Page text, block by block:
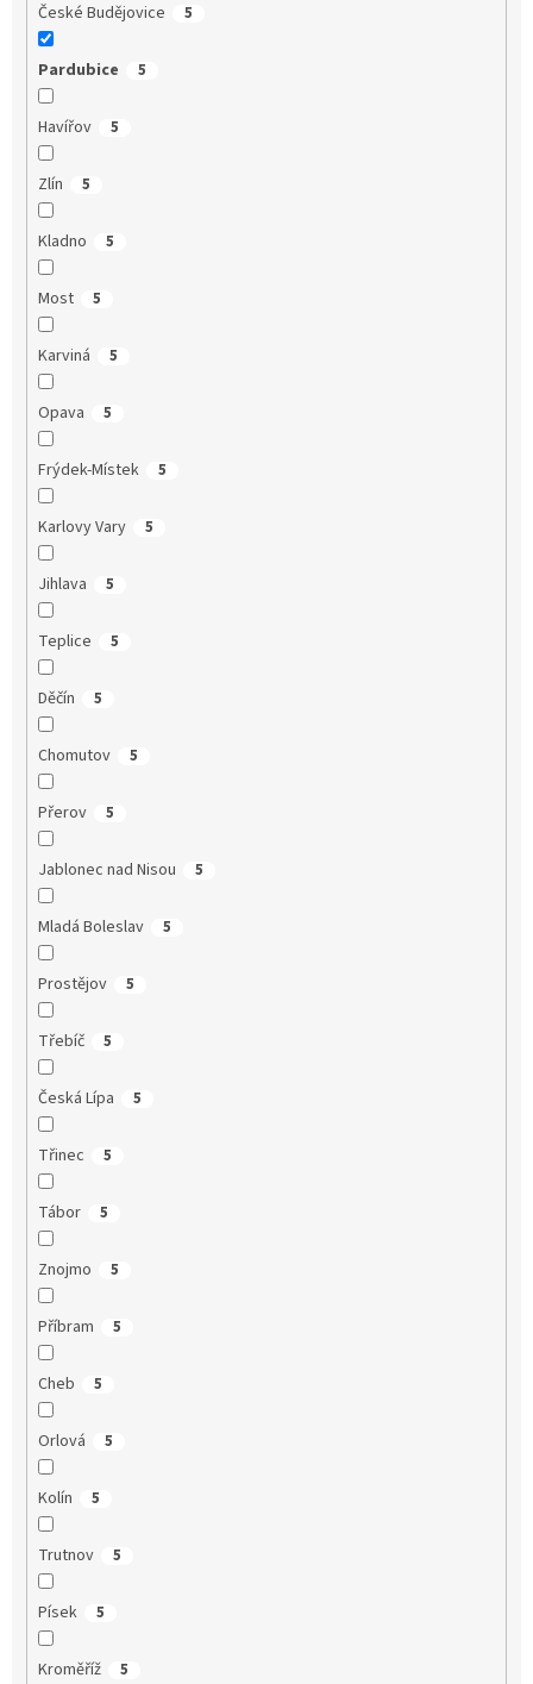
České Budějovice 5
Pardubice 5
Havířov 5
Zlín 5
Kladno 5
Most 5
Karviná 5
Opava 5
Frýdek-Místek 5
Karlovy Vary 5
Jihlava 5
Teplice 5
Děčín 5
Chomutov 5
Přerov 5
Jablonec nad Nisou 5
Mladá Boleslav 5
Prostějov 5
Třebíč 5
Česká Lípa 5
Třinec 5
Tábor 5
Znojmo 5
Příbram 5
Cheb 5
Orlová 5
Kolín 5
Trutnov 5
Písek 5
Kroměříž 5